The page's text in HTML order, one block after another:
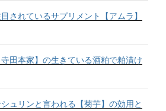
されているサプリメント【アムラ】
田本家】の生きている酒粕で粕漬け
ュリンと言われる【菊芋】の効用と